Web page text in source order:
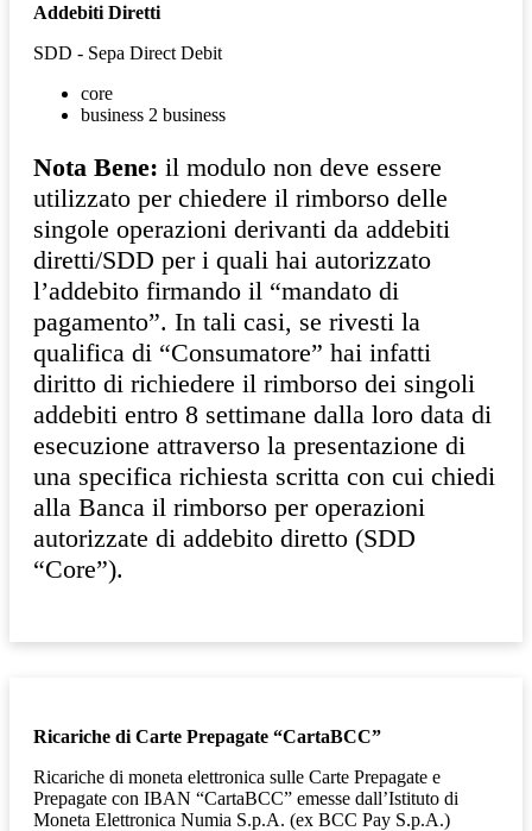
Addebiti Diretti
SDD - Sepa Direct Debit
core
business 2 business
Nota Bene: il modulo non deve essere
utilizzato per chiedere il rimborso delle
singole operazioni derivanti da addebiti
diretti/SDD per i quali hai autorizzato
l’addebito firmando il “mandato di
pagamento”. In tali casi, se rivesti la
qualifica di “Consumatore” hai infatti
diritto di richiedere il rimborso dei singoli
addebiti entro 8 settimane dalla loro data di
esecuzione attraverso la presentazione di
una specifica richiesta scritta con cui chiedi
alla Banca il rimborso per operazioni
autorizzate di addebito diretto (SDD
“Core”).
Ricariche di Carte Prepagate “CartaBCC”
Ricariche di moneta elettronica sulle Carte Prepagate e
Prepagate con IBAN “CartaBCC” emesse dall’Istituto di
Moneta Elettronica Numia S.p.A. (ex BCC Pay S.p.A.)